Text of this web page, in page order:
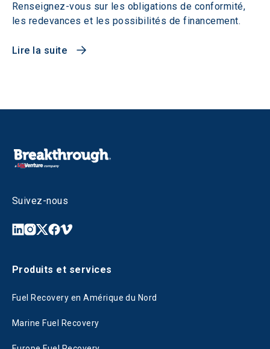
Renseignez-vous sur les obligations de conformité,
les redevances et les possibilités de financement.
Lire la suite
Suivez-nous
Produits et services
Fuel Recovery en Amérique du Nord
Marine Fuel Recovery